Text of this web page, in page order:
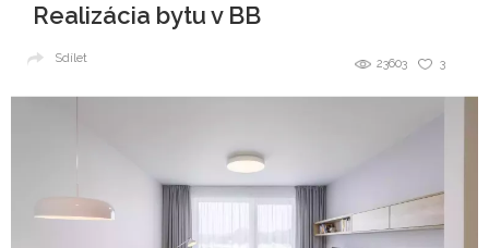
Realizácia bytu v BB
3
23603
Sdílet